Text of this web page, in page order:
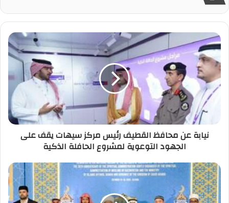
نيابة عن محافظ القطيف رئيس مركز سيهات يقف على
الجهود التوعوية لمشروع الحافلة الذكية